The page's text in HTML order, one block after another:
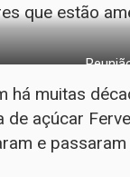
que estão
há muitas
de açúcar
e